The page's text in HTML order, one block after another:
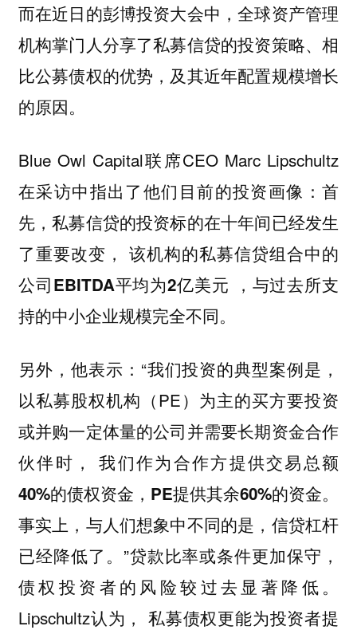
而在近日的彭博投资大会中，全球资产管理
机构掌门人分享了私募信贷的投资策略、相
比公募债权的优势，及其近年配置规模增长
的原因。
Blue Owl Capital联席CEO Marc Lipschultz
在采访中指出了他们目前的投资画像：首
先，私募信贷的投资标的在十年间已经发生
了重要改变， 该机构的私募信贷组合中的
公司EBITDA平均为2亿美元 ，与过去所支
持的中小企业规模完全不同。
另外，他表示：“我们投资的典型案例是，
以私募股权机构（PE）为主的买方要投资
或并购一定体量的公司并需要长期资金合作
伙伴时，我们作为合作方提供交易总额
40%的债权资金，PE提供其余60%的资金。
事实上，与人们想象中不同的是，信贷杠杆
已经降低了。”贷款比率或条件更加保守，
债权投资者的风险较过去显著降低。
Lipschultz认为， 私募债权更能为投资者提